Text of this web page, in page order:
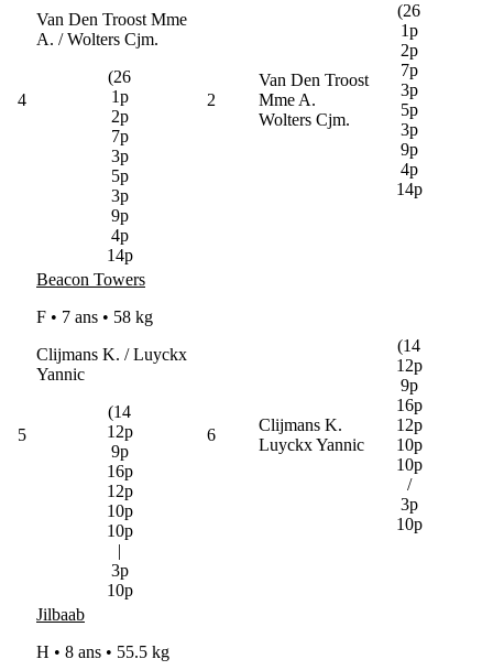
4
Van Den Troost Mme
A. / Wolters Cjm.
(26
1p
2p
7p
3p
5p
3p
9p
4p
14p
2
Van Den Troost
Mme A.
Wolters Cjm.
(26
1p
2p
7p
3p
5p
3p
9p
4p
14p
5
Beacon Towers
F • 7 ans • 58 kg
Clijmans K. / Luyckx
Yannic
(14
12p
9p
16p
12p
10p
10p
|
3p
10p
6
Clijmans K.
Luyckx Yannic
(14
12p
9p
16p
12p
10p
10p
/
3p
10p
Jilbaab
H • 8 ans • 55.5 kg